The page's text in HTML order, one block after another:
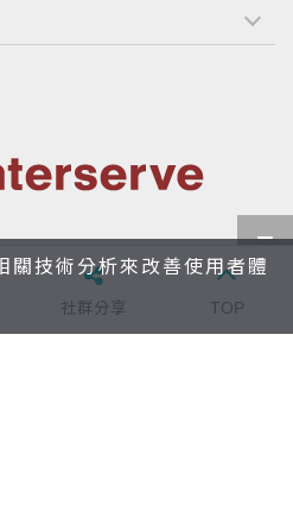
安東路二段171號5樓之5
社群分享 TOP
技術分析來改善使用者體